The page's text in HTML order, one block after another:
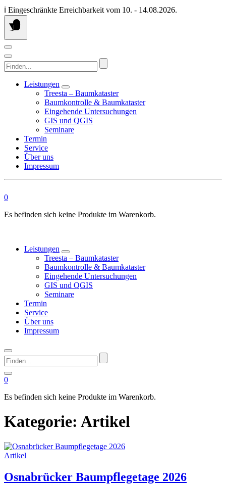
Springen
Sie
zum
ℹ️ Eingeschränkte Erreichbarkeit vom 10. - 14.08.2026.
Finden...
Leistungen
Treesta – Baumkataster
Baumkontrolle & Baumkataster
Eingehende Untersuchungen
GIS und QGIS
Seminare
Termin
Service
Über uns
Impressum
0
Es befinden sich keine Produkte im Warenkorb.
Leistungen
Treesta – Baumkataster
Baumkontrolle & Baumkataster
Eingehende Untersuchungen
GIS und QGIS
Seminare
Termin
Service
Über uns
Impressum
Finden...
0
Es befinden sich keine Produkte im Warenkorb.
Kategorie: Artikel
Artikel
Osnabrücker Baumpflegetage 2026